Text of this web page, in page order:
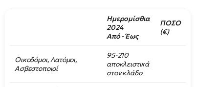
Ημερομίσθια
2024
Από - Έως
ΠΟΣΟ
(€)
Οικοδόμοι, Λατόμοι,
Ασβεστοποιοί
95-210
αποκλειστικά
στον κλάδο